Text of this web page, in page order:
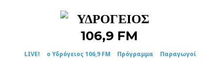
LIVE! ο Υδρόγειος 106,9 FM Πρόγραμμα
Παραγωγοί